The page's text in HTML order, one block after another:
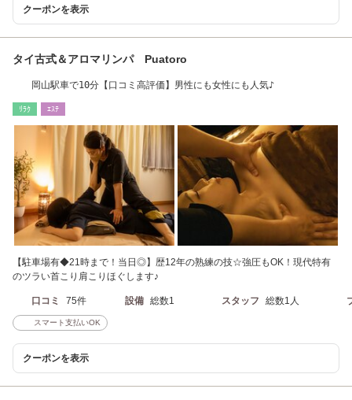
クーポンを表示
タイ古式＆アロマリンパ Puatoro
岡山駅車で10分【口コミ高評価】男性にも女性にも人気♪
ﾘﾗｸ ｴｽﾃ
【駐車場有◆21時まで！当日◎】歴12年の熟練の技☆強圧もOK！現代特有
のツラい首こり肩こりほぐします♪
口コミ 75件 設備 総数1 スタッフ 総数1人
スマート支払いOK
クーポンを表示